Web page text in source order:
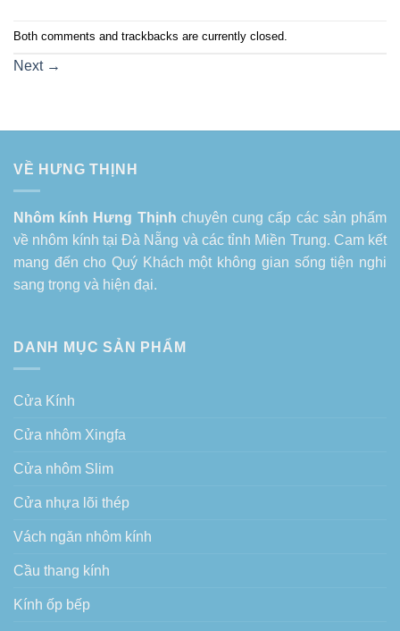
Both comments and trackbacks are currently closed.
Next →
VỀ HƯNG THỊNH
Nhôm kính Hưng Thịnh chuyên cung cấp các sản phẩm
về nhôm kính tại Đà Nẵng và các tỉnh Miền Trung. Cam kết
mang đến cho Quý Khách một không gian sống tiện nghi
sang trọng và hiện đại.
DANH MỤC SẢN PHẨM
Cửa Kính
Cửa nhôm Xingfa
Cửa nhôm Slim
Cửa nhựa lõi thép
Vách ngăn nhôm kính
Cầu thang kính
Kính ốp bếp